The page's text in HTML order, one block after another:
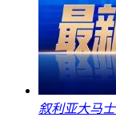
叙利亚大马